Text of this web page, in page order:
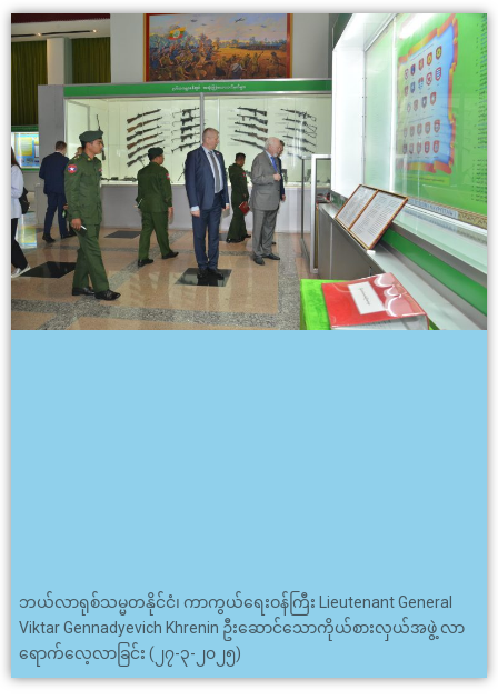
ဘယ်လာရုစ်သမ္မတနိုင်ငံ၊ ကာကွယ်ရေးဝန်ကြီး Lieutenant General
Viktar Gennadyevich Khrenin ဦးဆောင်သောကိုယ်စားလှယ်အဖွဲ့ လာ
ရောက်လေ့လာခြင်း (၂၇-၃-၂၀၂၅)